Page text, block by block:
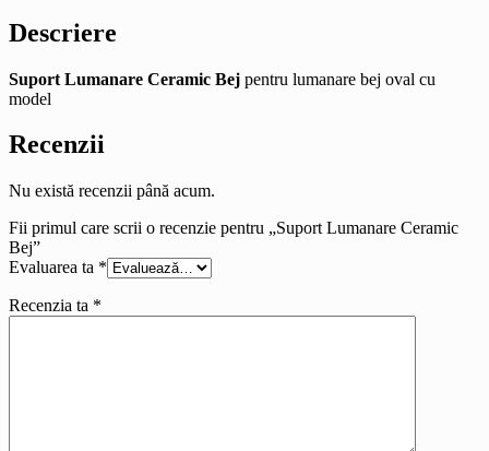
Descriere
Suport Lumanare Ceramic Bej pentru lumanare bej oval cu
model
Recenzii
Nu există recenzii până acum.
Fii primul care scrii o recenzie pentru „Suport Lumanare Ceramic
Bej”
Evaluarea ta *
Recenzia ta *